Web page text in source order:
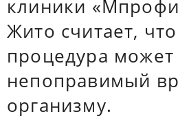
клиники
Жито считает,
процедура может
непоправимый
организму.